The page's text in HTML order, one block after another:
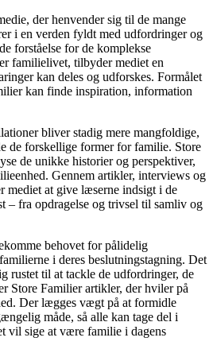
der henvender sig til de mange
i en verden fyldt med udfordringer og
forståelse for de komplekse
familielivet, tilbyder mediet en
kan deles og udforskes. Formålet
kan finde inspiration, information
bliver stadig mere mangfoldige,
de forskellige former for familie. Store
de unikke historier og perspektiver,
Gennem artikler, interviews og
mediet at give læserne indsigt i de
– fra opdragelse og trivsel til samliv og
behovet for pålidelig
i deres beslutningstagning. Det
rustet til at tackle de udfordringer, de
Store Familier artikler, der hviler på
Der lægges vægt på at formidle
måde, så alle kan tage del i
vil sige at være familie i dagens